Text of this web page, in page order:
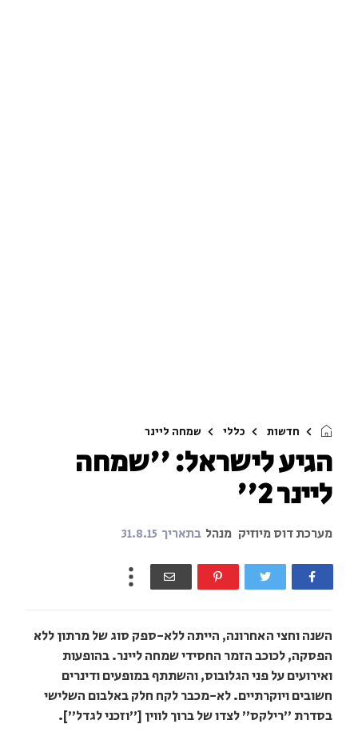
חדשות כללי שמחה ליינר
הגיע לישראל: ''שמחה
ליינר 2''
מערכת דוס מיוזיק מנהל בתאריך 31.8.15
השנה וחצי האחרונה, הייתה ללא-ספק סוג של מרתון ללא
הפסקה, לכוכב הזמר החסידי שמחה ליינר. בהופעות
ואירועים על פני הגלובוס, והשתתף במופעים ודינרים
חשובים ויוקרתיים. לא-מכבר לקח חלק באלבום השלישי
בסדרת "רילקס" לצדו של ברוך לווין ["וזכני לגדל"].